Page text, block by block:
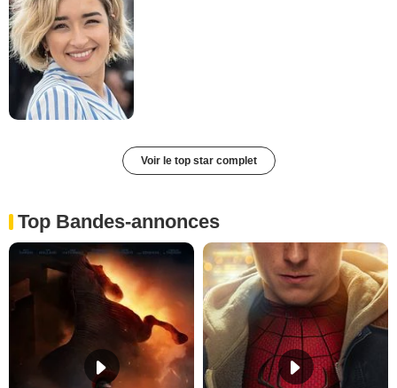
Voir le top star complet
Top Bandes-annonces